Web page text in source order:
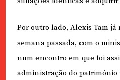
Por outro lado, Alexis Tam
semana passada, com o
num encontro em que foi
administração do